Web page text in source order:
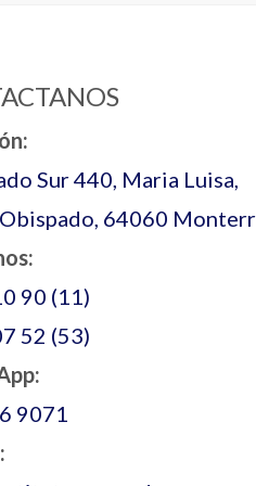
Sur 440, Maria Luisa,
64060
90 (11)
52 (53)
9071